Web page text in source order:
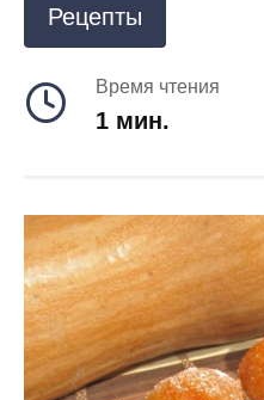
Рецепты
Время чтения
1 мин.